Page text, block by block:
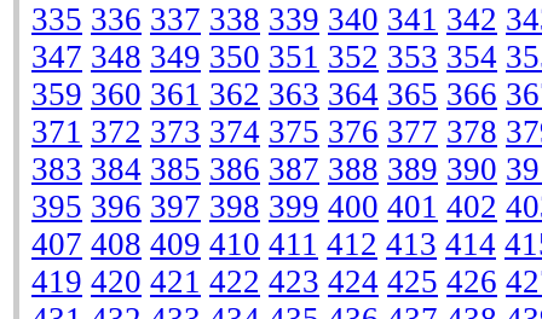
335 336 337 338 339 340 341 342
347 348 349 350 351 352 353 354
359 360 361 362 363 364 365 366
371 372 373 374 375 376 377 378
383 384 385 386 387 388 389 390
395 396 397 398 399 400 401 402
407 408 409 410 411 412 413 414
419 420 421 422 423 424 425 426